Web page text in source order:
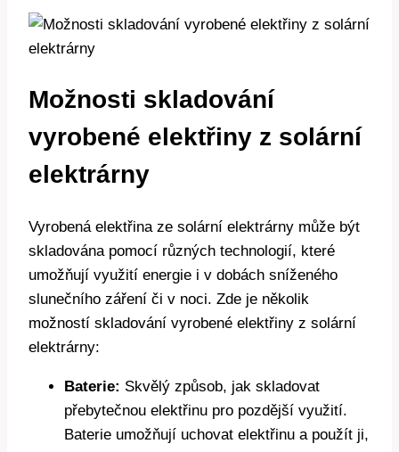
Možnosti skladování
vyrobené elektřiny z solární
elektrárny
Vyrobená elektřina ze solární elektrárny může být
skladována pomocí různých technologií, které
umožňují využití energie i v dobách sníženého
slunečního záření či v noci. Zde je několik
možností skladování vyrobené elektřiny z solární
elektrárny:
Baterie: Skvělý způsob, jak skladovat
přebytečnou elektřinu pro pozdější využití.
Baterie umožňují uchovat elektřinu a použít ji,